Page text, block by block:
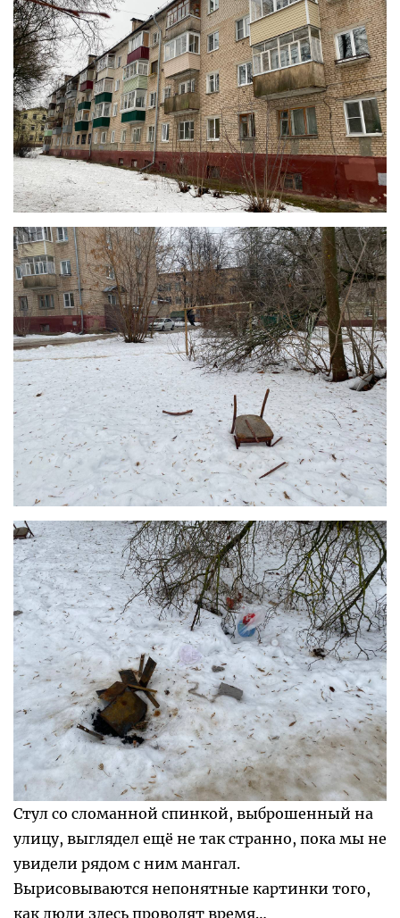
Стул со сломанной спинкой, выброшенный на
улицу, выглядел ещё не так странно, пока мы не
увидели рядом с ним мангал.
Вырисовываются непонятные картинки того,
как люди здесь проводят время…